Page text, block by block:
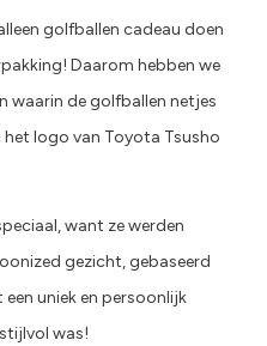
golfballen cadeau doen
Daarom hebben we
waarin de golfballen netjes
logo van Toyota Tsusho
want ze werden
gezicht, gebaseerd
uniek en persoonlijk
was!